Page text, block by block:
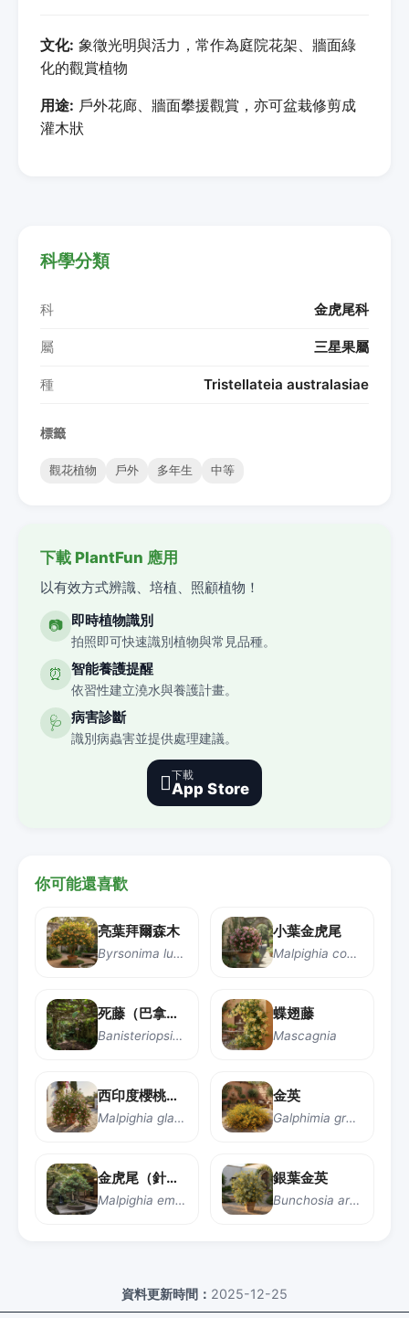
文化: 象徵光明與活力，常作為庭院花架、牆面綠
化的觀賞植物
用途: 戶外花廊、牆面攀援觀賞，亦可盆栽修剪成
灌木狀
科學分類
科 金虎尾科
屬 三星果屬
種 Tristellateia australasiae
標籤
觀花植物 戶外 多年生 中等
下載 PlantFun 應用
以有效方式辨識、培植、照顧植物！
📷 即時植物識別
拍照即可快速識別植物與常見品種。
⏰ 智能養護提醒
依習性建立澆水與養護計畫。
🩺 病害診斷
識別病蟲害並提供處理建議。
下載
App Store
你可能還喜歡
亮葉拜爾森木
Byrsonima lucida
小葉金虎尾
Malpighia coccigera
死藤（巴拿馬藤）
Banisteriopsis caapi
蝶翅藤
Mascagnia
西印度櫻桃（針葉櫻桃）
Malpighia glabra
金英
Galphimia gracilis
金虎尾（針葉櫻桃）
Malpighia emarginata
銀葉金英
Bunchosia argentea
資料更新時間： 2025-12-25